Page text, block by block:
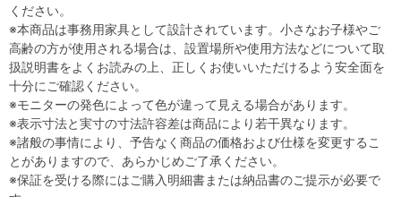
ください。
※本商品は事務用家具として設計されています。小さなお子様やご
高齢の方が使用される場合は、設置場所や使用方法などについて取
扱説明書をよくお読みの上、正しくお使いいただけるよう安全面を
十分にご確認ください。
※モニターの発色によって色が違って見える場合があります。
※表示寸法と実寸の寸法許容差は商品により若干異なります。
※諸般の事情により、予告なく商品の価格および仕様を変更するこ
とがありますので、あらかじめご了承ください。
※保証を受ける際にはご購入明細書または納品書のご提示が必要で